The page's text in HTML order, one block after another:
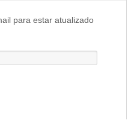
para estar atualizado